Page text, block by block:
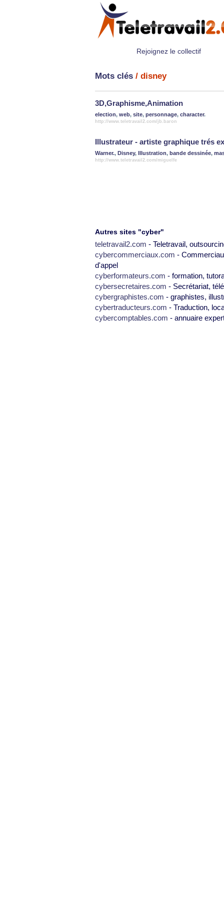
Rejoignez le collectif
Mots clés / disney
3D,Graphisme,Animation
election, web, site, personnage, character.
http://www.teletravail2.com/jb.baron
Illustrateur - artiste graphique trés
Warner., Disney, Illustration, bande dessinée,
http://www.teletravail2.com/miguelfe
Autres sites "cyber"
teletravail2.com - Teletravail,
cybercommerciaux.com -
d'appel
cyberformateurs.com - formation,
cybersecretaires.com - Secrétariat,
cybergraphistes.com - graphistes,
cybertraducteurs.com - Traduction,
cybercomptables.com - annuaire